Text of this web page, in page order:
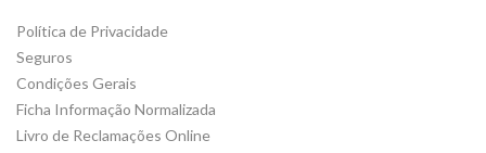
Política de Privacidade
Seguros
Condições Gerais
Ficha Informação Normalizada
Livro de Reclamações Online